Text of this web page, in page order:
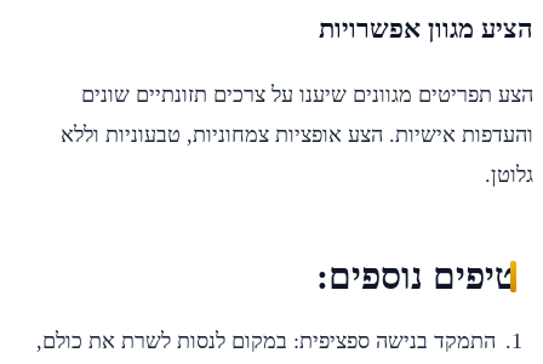
הציע מגוון אפשרויות
הצע תפריטים מגוונים שיענו על צרכים תזונתיים שונים
והעדפות אישיות. הצע אופציות צמחוניות, טבעוניות וללא
גלוטן.
טיפים נוספים:
התמקד בנישה ספציפית: במקום לנסות לשרת את כולם,